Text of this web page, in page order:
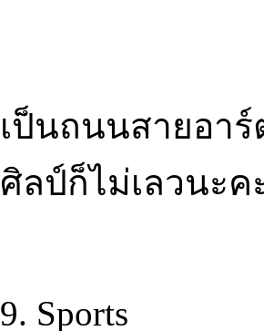
เป็นถนนสายอา
ศิลป์ก็ไม่เลวนะค
9. Sports